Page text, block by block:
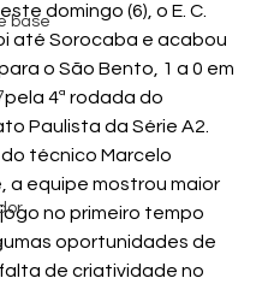
base
domingo (6), o E. C.
até Sorocaba e acabou
o São Bento, 1 a 0 em
4ª rodada do
Paulista da Série A2.
técnico Marcelo
a equipe mostrou maior
no primeiro tempo
oportunidades de
de criatividade no